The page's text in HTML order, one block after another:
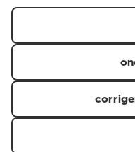
er in diverse kleuren,